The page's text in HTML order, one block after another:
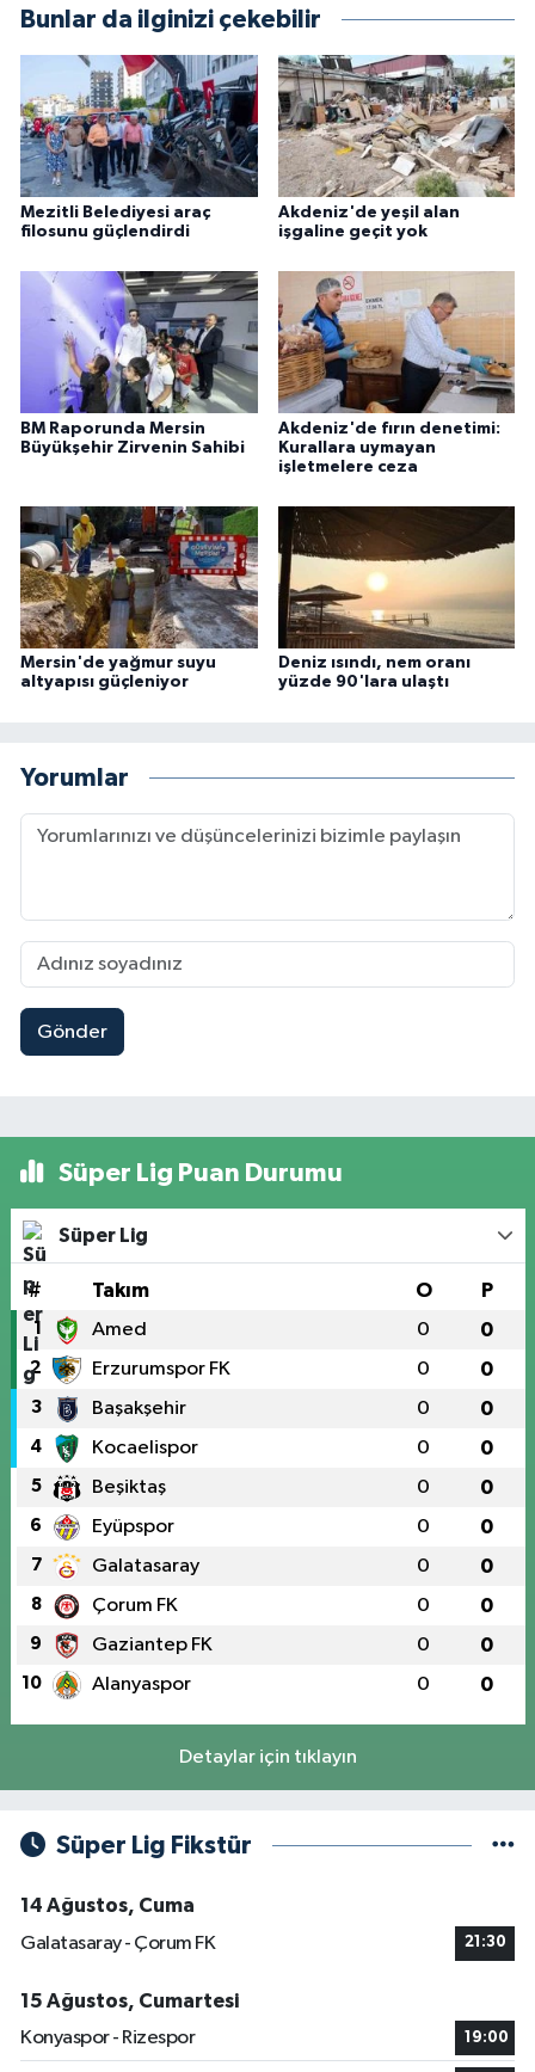
Bunlar da ilginizi çekebilir
Mezitli Belediyesi araç
filosunu güçlendirdi
Akdeniz'de yeşil alan
işgaline geçit yok
BM Raporunda Mersin
Büyükşehir Zirvenin Sahibi
Akdeniz'de fırın denetimi:
Kurallara uymayan
işletmelere ceza
Mersin'de yağmur suyu
altyapısı güçleniyor
Deniz ısındı, nem oranı
yüzde 90'lara ulaştı
Yorumlar
Gönder
Süper Lig Puan Durumu
Süper Lig
# Takım O P
1 Amed 0 0
2 Erzurumspor FK 0 0
3 Başakşehir 0 0
4 Kocaelispor 0 0
5 Beşiktaş 0 0
6 Eyüpspor 0 0
7 Galatasaray 0 0
8 Çorum FK 0 0
9 Gaziantep FK 0 0
10 Alanyaspor 0 0
Detaylar için tıklayın
Süper Lig Fikstür
14 Ağustos, Cuma
Galatasaray - Çorum FK
21:30
15 Ağustos, Cumartesi
Konyaspor - Rizespor
19:00